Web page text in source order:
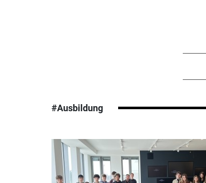
#Ausbildung